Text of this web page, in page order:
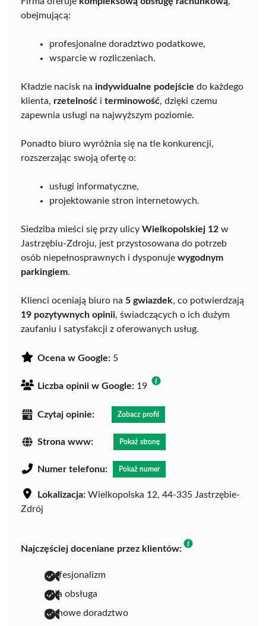
obejmującą:
profesjonalne doradztwo podatkowe,
wsparcie w rozliczeniach.
Kładzie nacisk na indywidualne podejście do każdego
klienta, rzetelność i terminowość, dzięki czemu
zapewnia usługi na najwyższym poziomie.
Ponadto biuro wyróżnia się na tle konkurencji,
rozszerzając swoją ofertę o:
usługi informatyczne,
projektowanie stron internetowych.
Siedziba mieści się przy ulicy Wielkopolskiej 12 w
Jastrzębiu-Zdroju, jest przystosowana do potrzeb
osób niepełnosprawnych i dysponuje wygodnym
parkingiem.
Klienci oceniają biuro na 5 gwiazdek, co potwierdzają
19 pozytywnych opinii, świadczących o ich dużym
zaufaniu i satysfakcji z oferowanych usług.
Ocena w Google: 5
Liczba opinii w Google: 19
Czytaj opinie: Zobacz profil
Strona www: Pokaż stronę
Numer telefonu: Pokaż numer
Lokalizacja: Wielkopolska 12, 44-335 Jastrzębie-
Zdrój
Najczęściej doceniane przez klientów:
profesjonalizm
miła obsługa
fachowe doradztwo